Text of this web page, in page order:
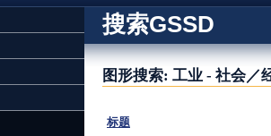
搜索GSSD
图形搜索: 工业 - 社会／
标题